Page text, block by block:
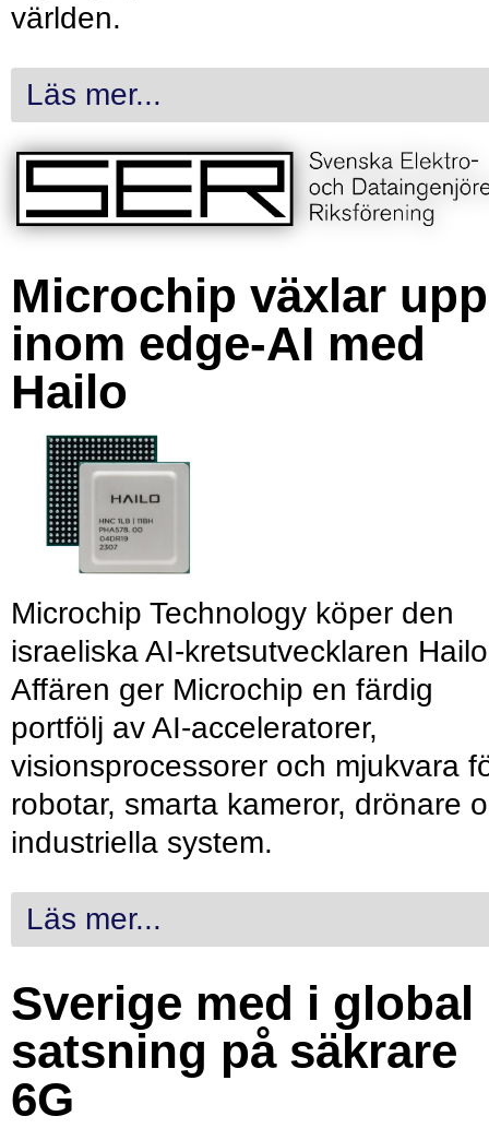
världen.
Läs mer...
Microchip växlar upp
inom edge-AI med
Hailo
Microchip Technology köper den
israeliska AI-kretsutvecklaren
Affären ger Microchip en färdig
portfölj av AI-acceleratorer,
visionsprocessorer och mjukvara
robotar, smarta kameror, drönare
industriella system.
Läs mer...
Sverige med i global
satsning på säkrare
6G